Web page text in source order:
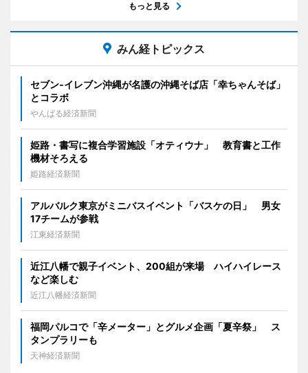
もっと見る
みん経トピックス
セブン‐イレブン沖縄が名護の沖縄そば店「幸ちゃんそば」
とコラボ
やんばる経済新聞
姫路・書写に複合学習施設「オティウナ」 教育書と工作
機材そろえる
姫路経済新聞
アルバルク東京がミニバスイベント「バスケの日」 男女
17チームが参戦
江東経済新聞
近江八幡で親子イベント、200組が来場 ハイハイレース
など楽しむ
近江八幡経済新聞
福岡パルコで「辛メーター」とグルメ企画「夏辛祭」 ス
タンプラリーも
天神経済新聞